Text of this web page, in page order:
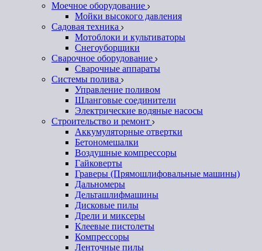
Моечное оборудование
Мойки высокого давления
Садовая техника
Мотоблоки и культиваторы
Снегоуборщики
Сварочное оборудование
Сварочные аппараты
Системы полива
Управление поливом
Шланговые соединители
Электрические водяные насосы
Строительство и ремонт
Аккумуляторные отвертки
Бетономешалки
Воздушные компрессоры
Гайковерты
Граверы (Прямошлифовальные машины)
Дальномеры
Дельташлифмашины
Дисковые пилы
Дрели и миксеры
Клеевые пистолеты
Компрессоры
Ленточные пилы